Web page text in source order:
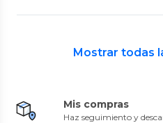
Mostrar todas
Mis compras
Haz seguimiento y